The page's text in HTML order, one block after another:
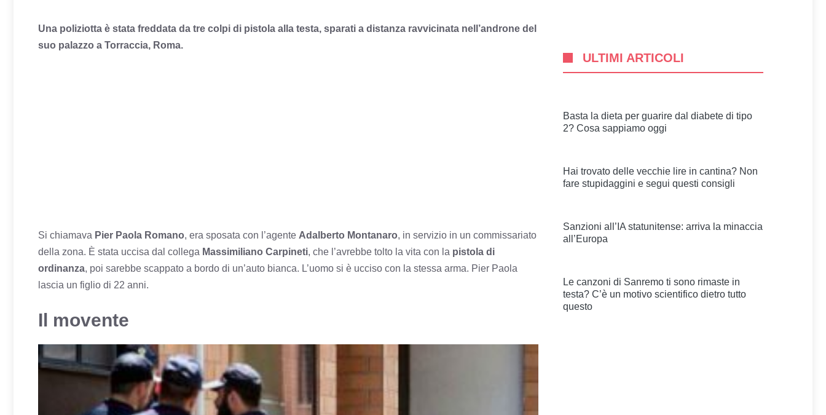
Una poliziotta è stata freddata da tre colpi di pistola alla testa, sparati a distanza ravvicinata nell’androne del
suo palazzo a Torraccia, Roma.
Si chiamava Pier Paola Romano, era sposata con l’agente Adalberto Montanaro, in servizio in un commissariato
della zona. È stata uccisa dal collega Massimiliano Carpineti, che l’avrebbe tolto la vita con la pistola di
ordinanza, poi sarebbe scappato a bordo di un’auto bianca. L’uomo si è ucciso con la stessa arma. Pier Paola
lascia un figlio di 22 anni.
Il movente
ULTIMI ARTICOLI
Basta la dieta per guarire dal diabete di tipo
2? Cosa sappiamo oggi
Hai trovato delle vecchie lire in cantina? Non
fare stupidaggini e segui questi consigli
Sanzioni all’IA statunitense: arriva la minaccia
all’Europa
Le canzoni di Sanremo ti sono rimaste in
testa? C’è un motivo scientifico dietro tutto
questo